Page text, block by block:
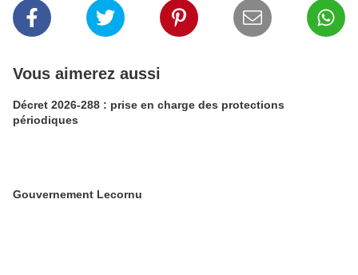
Vous aimerez aussi
Décret 2026-288 : prise en charge des protections
périodiques
Gouvernement Lecornu